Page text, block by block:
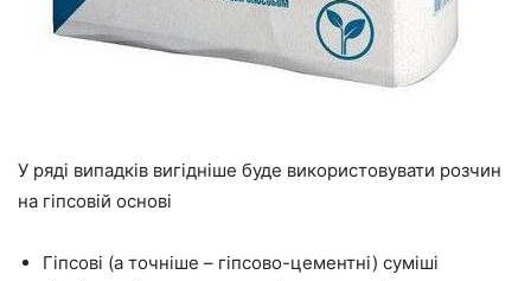
У ряді випадків вигідніше буде використовувати розчин
на гіпсовій основі
Гіпсові (а точніше – гіпсово-цементні) суміші